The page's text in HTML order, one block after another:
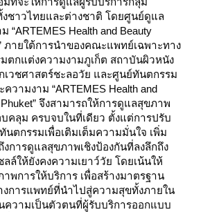
งชาวไทยและต่างชาติ โดยศูนย์ดูแล
“ARTEMES Health and Beauty
ภายใต้การนำของคณะแพทย์เฉพาะทาง
ตกแต่งความงามภูเก็ต สถาบันผิวหนัง
เวชศาสตร์ชะลอวัย และศูนย์ทันตกรรม
ามงาม “ARTEMES Health and
Phuket” จึงสามารถให้การดูแลสุขภาพ
คลุม ครบจบในที่เดียว ตั้งแต่การปรับ
นตกรรมเพื่อเติมเต็มความมั่นใจ เพิ่ม
การดูแลสุขภาพเชิงป้องกันที่ลงลึกถึง
ล์ให้ยังคงความเยาว์วัย โดยเน้นให้
การให้บริการ เพื่อสร้างมาตรฐาน
การแพทย์ที่นำไปสู่ความสุขทั้งภายใน
ความเป็นตัวตนที่ผู้รับบริการออกแบบ